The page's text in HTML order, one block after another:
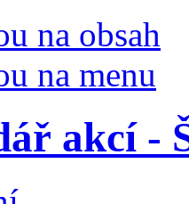
na obsah
na menu
akcí -